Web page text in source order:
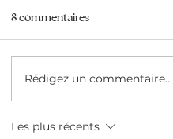
8 commentaires
Rédigez un commentaire...
Les plus récents